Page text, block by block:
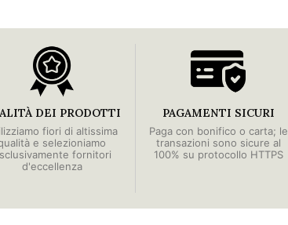
DEI PRODOTTI
fiori di altissima
e selezioniamo
fornitori
d'eccellenza
PAGAMENTI SICURI
Paga con bonifico o carta; le
transazioni sono sicure al
100% su protocollo HTTPS